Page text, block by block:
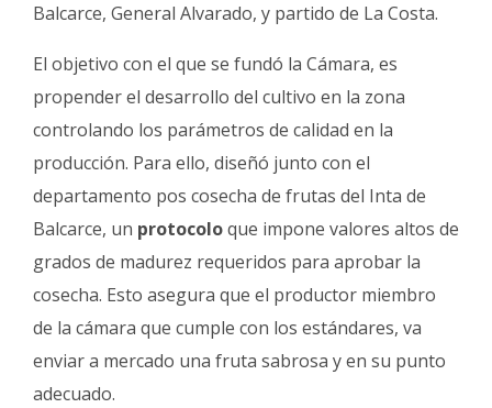
Balcarce, General Alvarado, y partido de La Costa.
El objetivo con el que se fundó la Cámara, es
propender el desarrollo del cultivo en la zona
controlando los parámetros de calidad en la
producción. Para ello, diseñó junto con el
departamento pos cosecha de frutas del Inta de
Balcarce, un protocoloque impone valores altos de
grados de madurez requeridos para aprobar la
cosecha. Esto asegura que el productor miembro
de la cámara que cumple con los estándares, va
enviar a mercado una fruta sabrosa y en su punto
adecuado.